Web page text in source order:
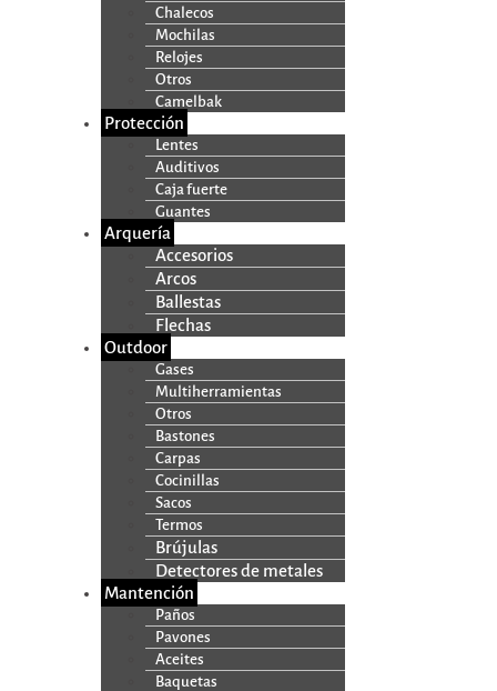
Chalecos
Mochilas
Relojes
Otros
Camelbak
Protección
Lentes
Auditivos
Caja fuerte
Guantes
Arquería
Accesorios
Arcos
Ballestas
Flechas
Outdoor
Gases
Multiherramientas
Otros
Bastones
Carpas
Cocinillas
Sacos
Termos
Brújulas
Detectores de metales
Mantención
Paños
Pavones
Aceites
Baquetas